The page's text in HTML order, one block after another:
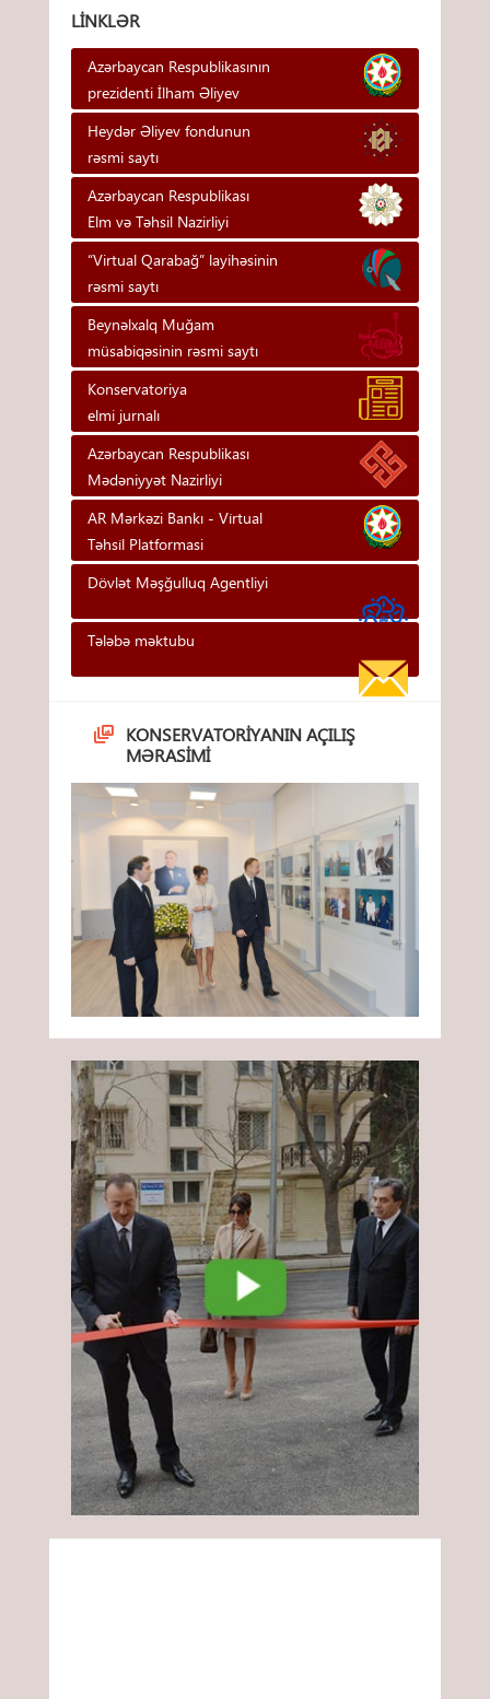
LINKLƏR
Azərbaycan Respublikasının
prezidenti İlham Əliyev
Heydər Əliyev fondunun
rəsmi saytı
Azərbaycan Respublikası
Elm və Təhsil Nazirliyi
“Virtual Qarabağ” layihəsinin
rəsmi saytı
Beynəlxalq Muğam
müsabiqəsinin rəsmi saytı
Konservatoriya
elmi jurnalı
Azərbaycan Respublikası
Mədəniyyət Nazirliyi
AR Mərkəzi Bankı - Vi̇rtual
Təhsi̇l Platformasi
Dövlət Məşğulluq Agentliyi
Tələbə məktubu
KONSERVATORIYANIN AÇILIŞ
MƏRASIMI